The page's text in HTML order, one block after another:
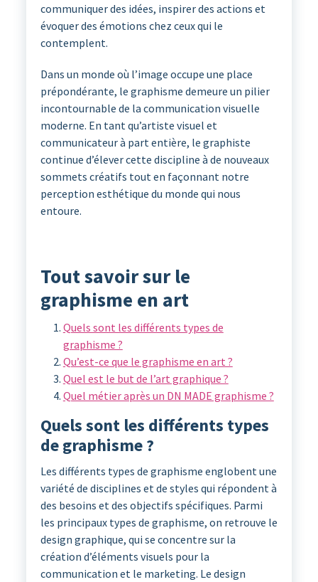
communiquer des idées, inspirer des actions et
évoquer des émotions chez ceux qui le
contemplent.
Dans un monde où l’image occupe une place
prépondérante, le graphisme demeure un pilier
incontournable de la communication visuelle
moderne. En tant qu’artiste visuel et
communicateur à part entière, le graphiste
continue d’élever cette discipline à de nouveaux
sommets créatifs tout en façonnant notre
perception esthétique du monde qui nous
entoure.
Tout savoir sur le
graphisme en art
Quels sont les différents types de
graphisme ?
Qu’est-ce que le graphisme en art ?
Quel est le but de l’art graphique ?
Quel métier après un DN MADE graphisme ?
Quels sont les différents types
de graphisme ?
Les différents types de graphisme englobent une
variété de disciplines et de styles qui répondent à
des besoins et des objectifs spécifiques. Parmi
les principaux types de graphisme, on retrouve le
design graphique, qui se concentre sur la
création d’éléments visuels pour la
communication et le marketing. Le design